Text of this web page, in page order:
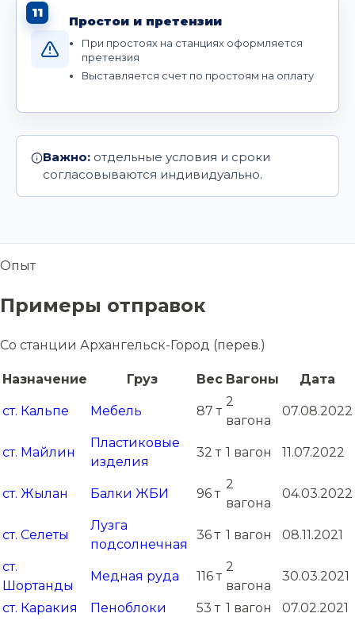
11
Простои и претензии
При простоях на станциях оформляется
претензия
Выставляется счет по простоям на оплату
Важно: отдельные условия и сроки
согласовываются индивидуально.
Опыт
Примеры отправок
Со станции Архангельск-Город (перев.)
Назначение Груз Вес Вагоны Дата
ст. Кальпе Мебель 87 т
2
вагона
07.08.2022
ст. Майлин
Пластиковые
изделия
32 т 1 вагон 11.07.2022
ст. Жылан Балки ЖБИ 96 т
2
вагона
04.03.2022
ст. Селеты
Лузга
подсолнечная
36 т 1 вагон 08.11.2021
ст.
Шортанды
Медная руда 116 т
2
вагона
30.03.2021
ст. Каракия Пеноблоки 53 т 1 вагон 07.02.2021